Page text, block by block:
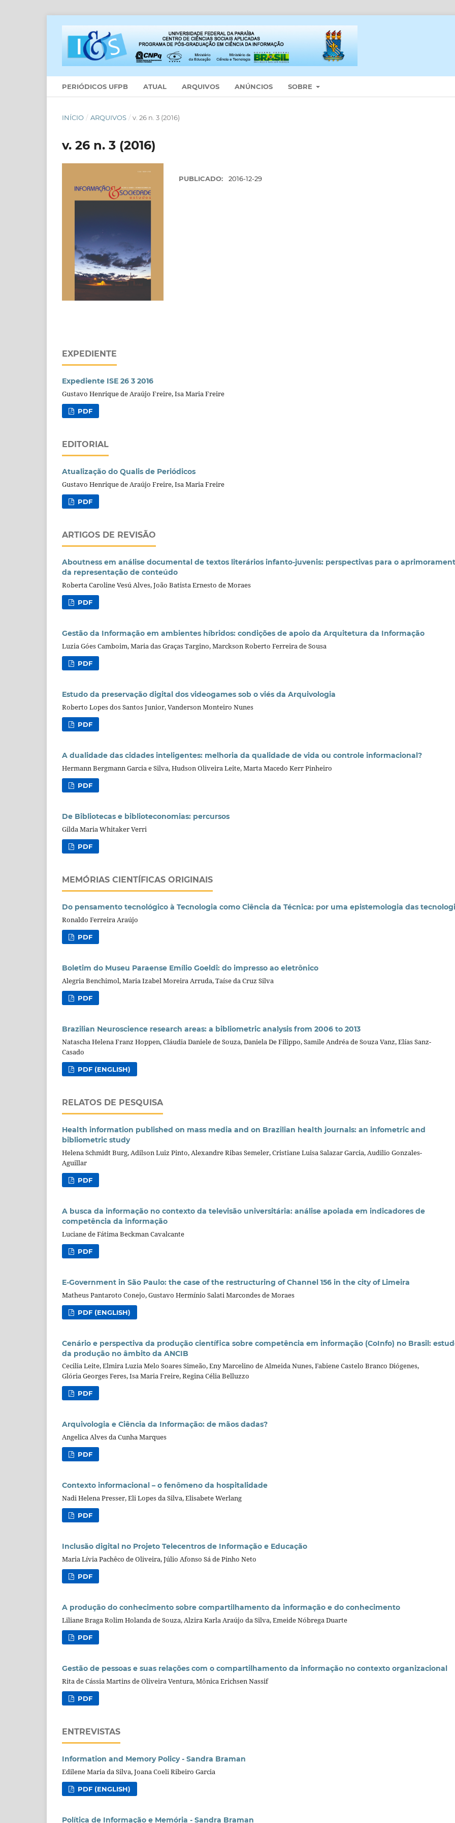
PERIÓDICOS UFPB ATUAL ARQUIVOS ANÚNCIOS SOBRE
INÍCIO / ARQUIVOS / v. 26 n. 3 (2016)
v. 26 n. 3 (2016)
PUBLICADO: 2016-12-29
EXPEDIENTE
Expediente ISE 26 3 2016
Gustavo Henrique de Araújo Freire, Isa Maria Freire
PDF
EDITORIAL
Atualização do Qualis de Periódicos
Gustavo Henrique de Araújo Freire, Isa Maria Freire
PDF
ARTIGOS DE REVISÃO
Aboutness em análise documental de textos literários infanto-juvenis: perspectivas para o
da representação de conteúdo
Roberta Caroline Vesú Alves, João Batista Ernesto de Moraes
PDF
Gestão da Informação em ambientes híbridos: condições de apoio da Arquitetura da Informação
Luzia Góes Camboim, Maria das Graças Targino, Marckson Roberto Ferreira de Sousa
PDF
Estudo da preservação digital dos videogames sob o viés da Arquivologia
Roberto Lopes dos Santos Junior, Vanderson Monteiro Nunes
PDF
A dualidade das cidades inteligentes: melhoria da qualidade de vida ou controle informacional?
Hermann Bergmann Garcia e Silva, Hudson Oliveira Leite, Marta Macedo Kerr Pinheiro
PDF
De Bibliotecas e biblioteconomias: percursos
Gilda Maria Whitaker Verri
PDF
MEMÓRIAS CIENTÍFICAS ORIGINAIS
Do pensamento tecnológico à Tecnologia como Ciência da Técnica: por uma epistemologia das
Ronaldo Ferreira Araújo
PDF
Boletim do Museu Paraense Emílio Goeldi: do impresso ao eletrônico
Alegria Benchimol, Maria Izabel Moreira Arruda, Taíse da Cruz Silva
PDF
Brazilian Neuroscience research areas: a bibliometric analysis from 2006 to 2013
Natascha Helena Franz Hoppen, Cláudia Daniele de Souza, Daniela De Filippo, Samile Andréa de Souza Vanz, Elías Sanz-
Casado
PDF (ENGLISH)
RELATOS DE PESQUISA
Health information published on mass media and on Brazilian health journals: an infometric and
bibliometric study
Helena Schmidt Burg, Adilson Luiz Pinto, Alexandre Ribas Semeler, Cristiane Luisa Salazar Garcia, Audilio Gonzales-
Aguillar
PDF
A busca da informação no contexto da televisão universitária: análise apoiada em indicadores de
competência da informação
Luciane de Fátima Beckman Cavalcante
PDF
E-Government in São Paulo: the case of the restructuring of Channel 156 in the city of Limeira
Matheus Pantaroto Conejo, Gustavo Hermínio Salati Marcondes de Moraes
PDF (ENGLISH)
Cenário e perspectiva da produção científica sobre competência em informação (CoInfo) no Brasil:
da produção no âmbito da ANCIB
Cecilia Leite, Elmira Luzia Melo Soares Simeão, Eny Marcelino de Almeida Nunes, Fabiene Castelo Branco Diógenes,
Glória Georges Feres, Isa Maria Freire, Regina Célia Belluzzo
PDF
Arquivologia e Ciência da Informação: de mãos dadas?
Angelica Alves da Cunha Marques
PDF
Contexto informacional – o fenômeno da hospitalidade
Nadi Helena Presser, Eli Lopes da Silva, Elisabete Werlang
PDF
Inclusão digital no Projeto Telecentros de Informação e Educação
Maria Lívia Pachêco de Oliveira, Júlio Afonso Sá de Pinho Neto
PDF
A produção do conhecimento sobre compartilhamento da informação e do conhecimento
Liliane Braga Rolim Holanda de Souza, Alzira Karla Araújo da Silva, Emeide Nóbrega Duarte
PDF
Gestão de pessoas e suas relações com o compartilhamento da informação no contexto organizacional
Rita de Cássia Martins de Oliveira Ventura, Mônica Erichsen Nassif
PDF
ENTREVISTAS
Information and Memory Policy - Sandra Braman
Edilene Maria da Silva, Joana Coeli Ribeiro Garcia
PDF (ENGLISH)
Política de Informação e Memória - Sandra Braman